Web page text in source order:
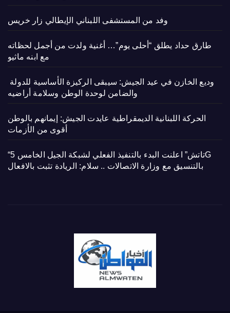
وفد من المستشفى اللبناني الإيطالي زار خريس
طارق حداد يطلق “أحلى يوم”… أغنية ولدت من أجمل لحظاته
مع ابنه ماثيو
والضامن لوحدة الوطن وسلامة أراضيه
الحركة اللبنانية الديمقراطية عايدت الجيش: إيمانهم بالوطن
أقوى من الأزمات
“تاتش” اعلنت البدء بالتنفيذ الفعلي لشبكة الجيل الخامس 5G
بالتنسيق مع وزارة الاتصالات .. سلام: الريادة تثبت بالافعال